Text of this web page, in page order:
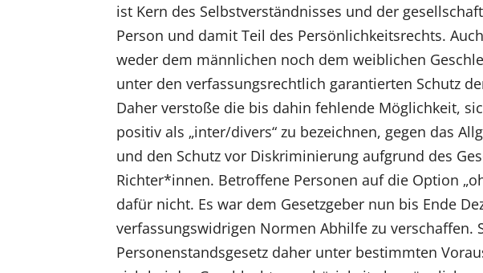
ist Kern des Selbstverständnisses und der
Person und damit Teil des Persönlichkeitsrechts.
weder dem männlichen noch dem weiblichen
unter den verfassungsrechtlich garantierten Schutz
Daher verstoße die bis dahin fehlende Möglichkeit,
positiv als „inter/divers“ zu bezeichnen, gegen das
und den Schutz vor Diskriminierung aufgrund des
Richter*innen. Betroffene Personen auf die Option
dafür nicht. Es war dem Gesetzgeber nun bis Ende
verfassungswidrigen Normen Abhilfe zu verschaffen.
Personenstandsgesetz daher unter bestimmten